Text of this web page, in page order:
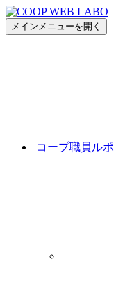
メインメニューを開く
コープ職員ルポ